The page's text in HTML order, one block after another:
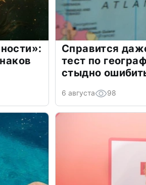
Справится
тест по
стыдно
6 августа 98